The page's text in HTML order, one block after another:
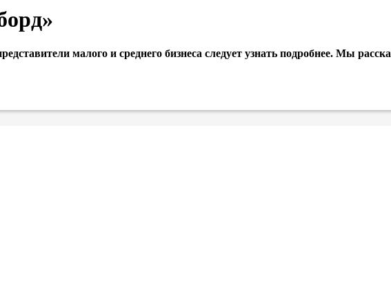
малого и среднего бизнеса следует узнать подробнее. Мы